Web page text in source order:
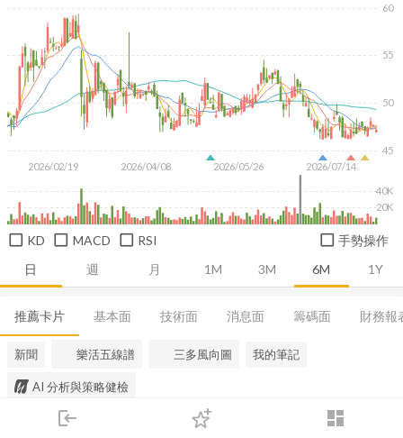
login dashboard
下單
日 週 月 1M 3M 6M 1Y
2026/02/19 2026/04/08 2026/05/26 2026/07/14
45
50
55
60
20K
40K
KD MACD RSI 手勢操作
推薦卡片 基本面 技術面 消息面 籌碼面 財務報
新聞 樂活五線譜 三多風向圖 我的筆記
AI 分析與策略健檢